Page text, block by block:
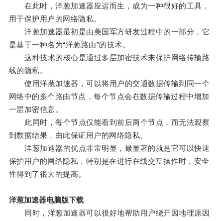
在此时，洋葱加速器应运而生，成为一种很好的工具，
用于保护用户的网络隐私。
洋葱加速器最初是由美国军方研发过程中的一部分，它
是基于一种名为“洋葱路由”的技术。
这种技术的核心是通过多层加密技术来保护网络传输路
线的隐私。
使用洋葱加速器，可以将用户的交通数据传输到同一个
网络中的多个路由节点，每个节点会在数据传输过程中增加
一层加密信息。
此同时，每个节点仅能看到前后两个节点，而无法观察
到数据结果，由此保证用户的网络隐私。
洋葱加速器的优点非常明显，最显著的就是它可以快速
保护用户的网络隐私，特别是在进行在线交互操作时，安全
性得到了很大的提高。
洋葱加速器电脑版下载
同时，洋葱加速器可以很好地帮助用户绕开因地理原因